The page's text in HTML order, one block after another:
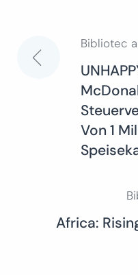
entradas
Bibliotec
Von 1
Africa: